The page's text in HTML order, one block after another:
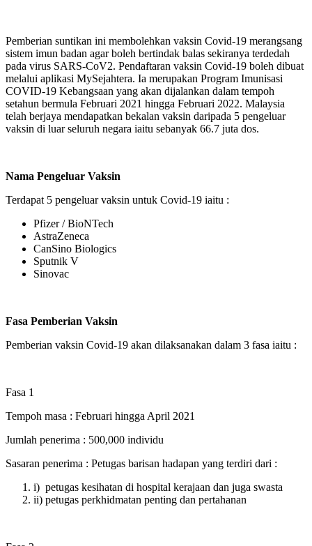
Pemberian suntikan ini membolehkan vaksin Covid-19 merangsang
sistem imun badan agar boleh bertindak balas sekiranya terdedah
pada virus SARS-CoV2. Pendaftaran vaksin Covid-19 boleh dibuat
melalui aplikasi MySejahtera. Ia merupakan Program Imunisasi
COVID-19 Kebangsaan yang akan dijalankan dalam tempoh
setahun bermula Februari 2021 hingga Februari 2022. Malaysia
telah berjaya mendapatkan bekalan vaksin daripada 5 pengeluar
vaksin di luar seluruh negara iaitu sebanyak 66.7 juta dos.
Nama Pengeluar Vaksin
Terdapat 5 pengeluar vaksin untuk Covid-19 iaitu :
Pfizer / BioNTech
AstraZeneca
CanSino Biologics
Sputnik V
Sinovac
Fasa Pemberian Vaksin
Pemberian vaksin Covid-19 akan dilaksanakan dalam 3 fasa iaitu :
Fasa 1
Tempoh masa : Februari hingga April 2021
Jumlah penerima : 500,000 individu
Sasaran penerima : Petugas barisan hadapan yang terdiri dari :
i) petugas kesihatan di hospital kerajaan dan juga swasta
ii) petugas perkhidmatan penting dan pertahanan